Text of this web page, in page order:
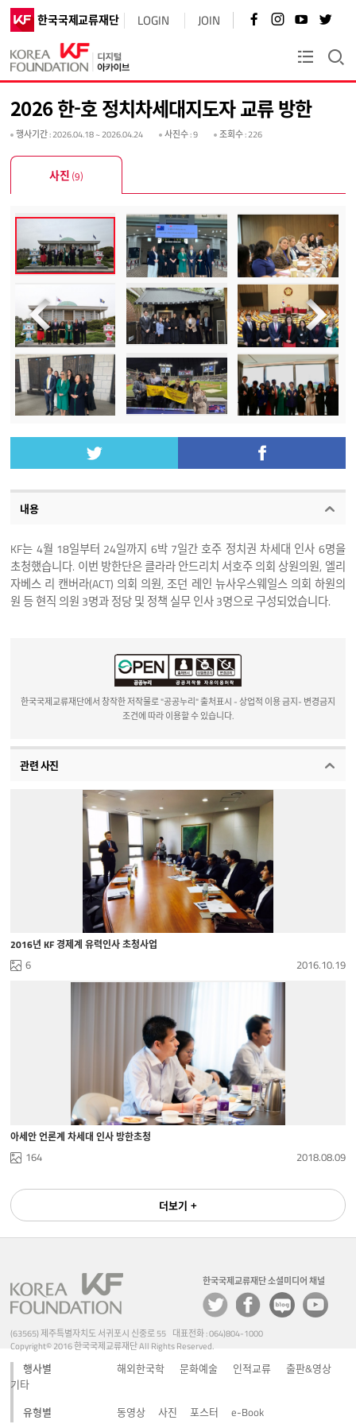
한국국제교류재단 LOGIN JOIN 페
이
로
가
기
인
스
바
로
가
기
유
튜
브
바
가
기
트
터
바
로
가
KF플러스
2026 한-호 정치차세대지도자 교류 방한
행사기간: 2026.04.18 ~ 2026.04.24 사진수: 9 조회수: 226
사진 (9)
내용
KF는 4월 18일부터 24일까지 6박 7일간 호주 정치권 차세대 인사 6명을
초청했습니다. 이번 방한단은 클라라 안드리치 서호주 의회 상원의원, 엘리
자베스 리 캔버라(ACT) 의회 의원, 조던 레인 뉴사우스웨일스 의회 하원의
원 등 현직 의원 3명과 정당 및 정책 실무 인사 3명으로 구성되었습니다.
한국국제교류재단에서 창작한 저작물로 "공공누리" 출처표시 - 상업적 이용 금지- 변경금지
조건에 따라 이용할 수 있습니다.
관련 사진
2016년 KF 경제계 유력인사 초청사업
6 2016.10.19
아세안 언론계 차세대 인사 방한초청
164 2018.08.09
더보기 +
한국국제교류재단 소셜미디어 채널
(63565) 제주특별자치도 서귀포시 신중로 55 대표전화 : 064)804-1000
Copyright© 2016 한국국제교류재단 All Rights Reserved.
행사별 해외한국학 문화예술 인적교류
출판&영상
기타
유형별
동영상 사진 포스터 e-Book